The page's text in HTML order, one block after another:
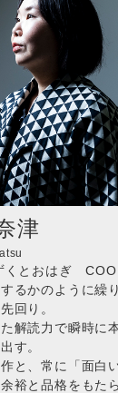
津
くとおはぎ COO
るかのように繰
回り。
解読力で瞬時に
す。
と、常に「面白
裕と品格をもたら